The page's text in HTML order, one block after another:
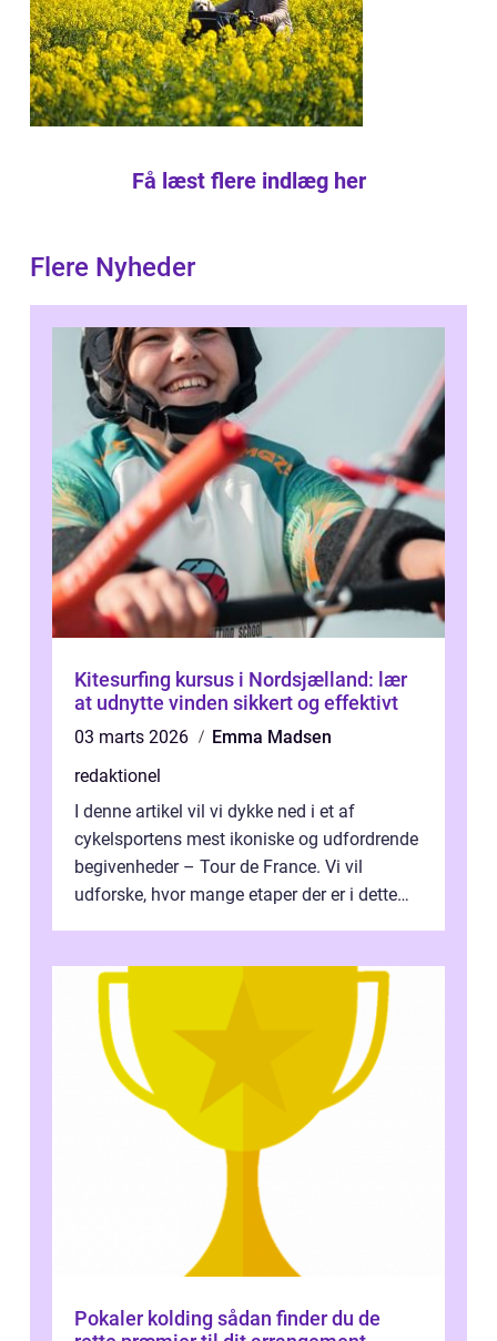
Få læst flere indlæg her
Flere Nyheder
Kitesurfing kursus i Nordsjælland: lær
at udnytte vinden sikkert og effektivt
03 marts 2026
Emma Madsen
redaktionel
I denne artikel vil vi dykke ned i et af
cykelsportens mest ikoniske og udfordrende
begivenheder – Tour de France. Vi vil
udforske, hvor mange etaper der er i dette
Pokaler kolding sådan finder du de